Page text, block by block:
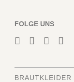
FOLGE UNS
BRAUTKLEIDER